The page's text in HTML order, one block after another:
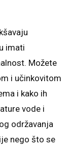
imati
Možete
i učinkovitom
i kako ih
vode i
održavanja
nego što se